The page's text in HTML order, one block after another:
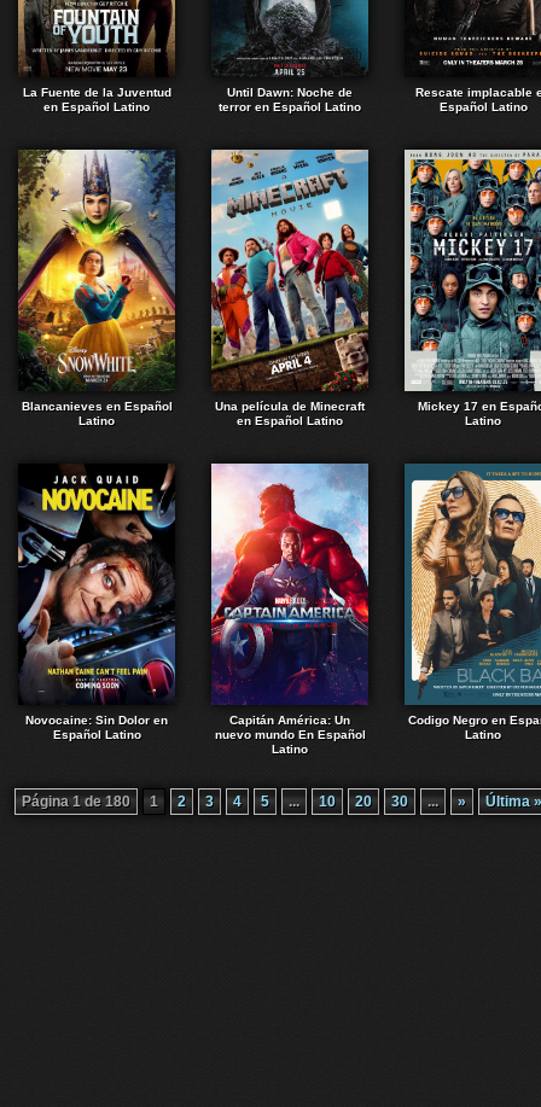
La Fuente de la Juventud
en Español Latino
Until Dawn: Noche de
terror en Español Latino
Rescate implacable
Español Latino
Blancanieves en Español
Latino
Una película de Minecraft
en Español Latino
Mickey 17 en
Latino
Novocaine: Sin Dolor en
Español Latino
Capitán América: Un
nuevo mundo En Español
Latino
Codigo Negro en
Latino
Página 1 de 180 1 2 3 4 5 ... 10 20 30 ... » Última »